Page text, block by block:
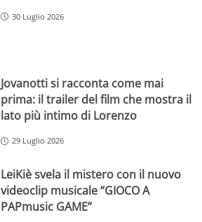
30 Luglio 2026
Jovanotti si racconta come mai
prima: il trailer del film che mostra il
lato più intimo di Lorenzo
29 Luglio 2026
LeiKiè svela il mistero con il nuovo
videoclip musicale “GIOCO A
PAPmusic GAME”